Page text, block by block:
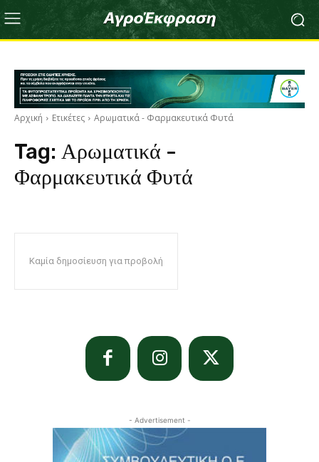
Αρχική Ετικέτες Αρωματικά - Φαρμακευτικά Φυτά
Tag: Αρωματικά -
Φαρμακευτικά Φυτά
Καμία δημοσίευση για προβολή
- Advertisement -